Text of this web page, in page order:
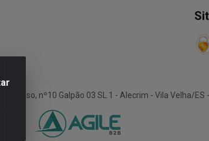
Afonso, nº10 Galpão 03 SL 1 - Alecrim - Vila Velha/